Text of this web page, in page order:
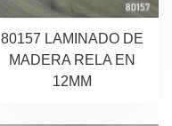
80157 LAMINADO DE
MADERA RELA EN
12MM